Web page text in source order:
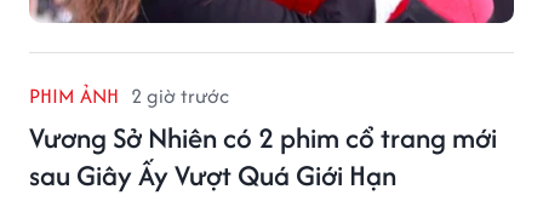
PHIM ẢNH 2 giờ trước
Vương Sở Nhiên có 2 phim cổ trang mới
sau Giây Ấy Vượt Quá Giới Hạn